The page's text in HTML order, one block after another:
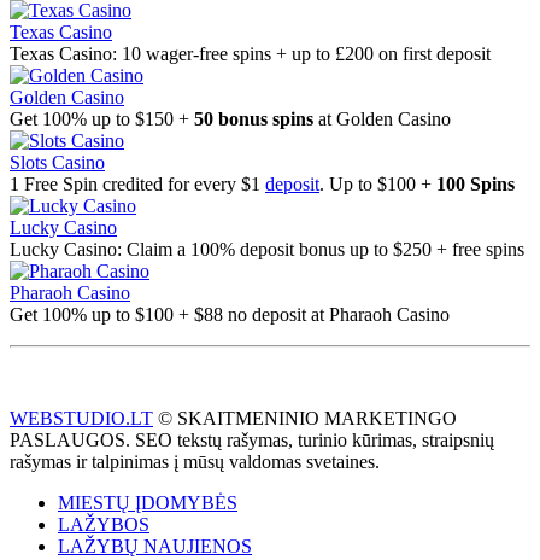
Texas Casino
Texas Casino: 10 wager-free spins + up to £200 on first deposit
Golden Casino
Get 100% up to $150 + 50 bonus spins at Golden Casino
Slots Casino
1 Free Spin credited for every $1 deposit. Up to $100 + 100 Spins
Lucky Casino
Lucky Casino: Claim a 100% deposit bonus up to $250 + free spins
Pharaoh Casino
Get 100% up to $100 + $88 no deposit at Pharaoh Casino
WEBSTUDIO.LT © SKAITMENINIO MARKETINGO
PASLAUGOS. SEO tekstų rašymas, turinio kūrimas, straipsnių
rašymas ir talpinimas į mūsų valdomas svetaines.
MIESTŲ ĮDOMYBĖS
LAŽYBOS
LAŽYBŲ NAUJIENOS